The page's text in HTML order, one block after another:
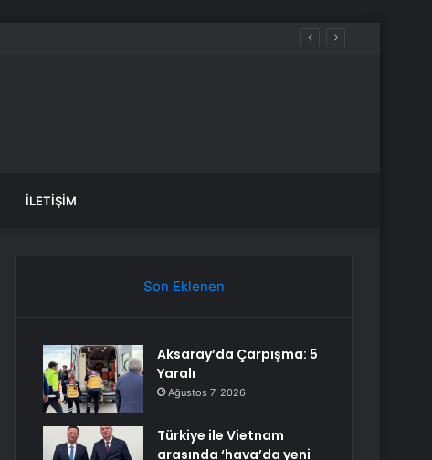
İLETIŞIM
Son Eklenen
Aksaray’da Çarpışma: 5
Yaralı
Ağustos 7, 2026
Türkiye ile Vietnam
arasında ‘hava’da yeni